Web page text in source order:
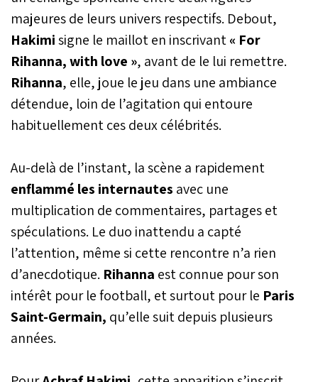
le Real Madrid. Une issue
contrastée qui laisse le
latéral parisien comme
unique Lion de l’Atlas
encore en lice pour le
sacre continental.
majeures de leurs univers respectifs. Debout,
Hakimisigne le maillot en inscrivant« For
Rihanna, with love », avant de le lui remettre.
Rihanna, elle, joue le jeu dans une ambiance
détendue, loin de l’agitation qui entoure
habituellement ces deux célébrités.
Au-delà de l’instant, la scène a rapidement
enflammé les internautes avec une
multiplication de commentaires, partages et
spéculations. Le duo inattendu a capté
l’attention, même si cette rencontre n’a rien
d’anecdotique. Rihanna est connue pour son
intérêt pour le football, et surtout pour le Paris
Saint-Germain, qu’elle suit depuis plusieurs
années.